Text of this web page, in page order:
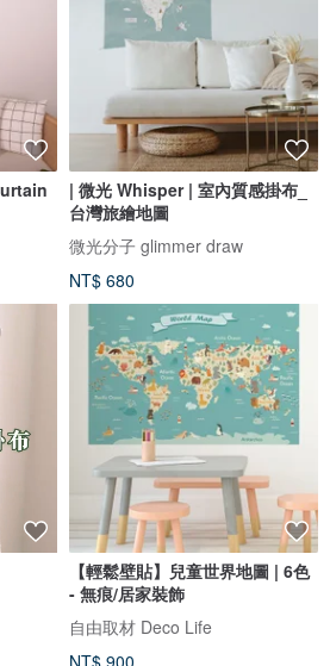
| 微光 Whisper | 室內質感掛布_
台灣旅繪地圖
微光分子 glimmer draw
NT$ 680
【輕鬆壁貼】兒童世界地圖 | 6色
- 無痕/居家裝飾
自由取材 Deco Life
NT$ 900